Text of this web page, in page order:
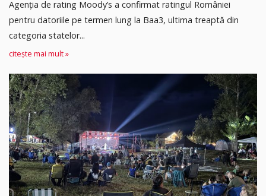
Agenția de rating Moody’s a confirmat ratingul României
pentru datoriile pe termen lung la Baa3, ultima treaptă din
categoria statelor...
citește mai mult »